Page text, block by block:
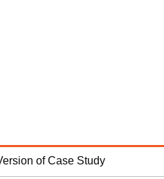
of Case Study